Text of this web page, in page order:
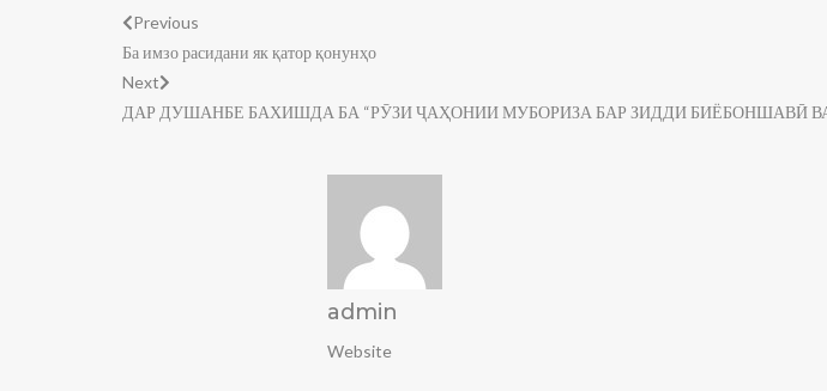
Previous
Ба имзо расидани як қатор қонунҳо
Next
ДАР ДУШАНБЕ БАХИШДА БА “РӮЗИ ҶАҲОНИИ МУБОРИЗА БАР ЗИДДИ БИЁБОНШАВӢ
admin
Website